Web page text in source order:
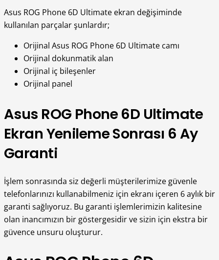
Asus ROG Phone 6D Ultimate ekran değişiminde
kullanılan parçalar şunlardır;
Orijinal Asus ROG Phone 6D Ultimate camı
Orijinal dokunmatik alan
Orijinal iç bileşenler
Orijinal panel
Asus ROG Phone 6D Ultimate
Ekran Yenileme Sonrası 6 Ay
Garanti
İşlem sonrasında siz değerli müşterilerimize güvenle
telefonlarınızı kullanabilmeniz için ekranı içeren 6 aylık bir
garanti sağlıyoruz. Bu garanti işlemlerimizin kalitesine
olan inancımızın bir göstergesidir ve sizin için ekstra bir
güvence unsuru oluşturur.